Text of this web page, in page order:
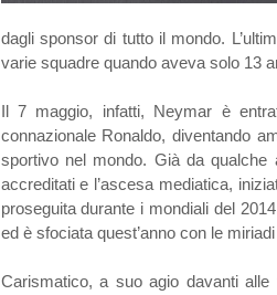
dagli sponsor di tutto il mondo.
varie squadre quando aveva solo 13
Il 7 maggio, infatti, Neymar è
connazionale Ronaldo, diventando
sportivo nel mondo. Già da qualche
accreditati e l’ascesa mediatica,
proseguita durante i mondiali del
ed è sfociata quest’anno con le
Carismatico, a suo agio davanti